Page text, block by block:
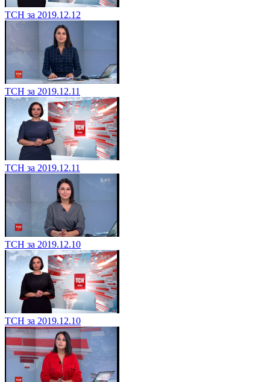
ТСН за 2019.12.12
ТСН за 2019.12.11
ТСН за 2019.12.11
ТСН за 2019.12.10
ТСН за 2019.12.10